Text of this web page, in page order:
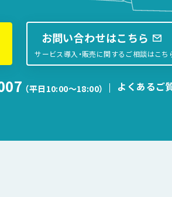
お問い合わせはこちら
サービス導入・販売に関するご相談はこち
（平日10:00〜18:00） よくあるご